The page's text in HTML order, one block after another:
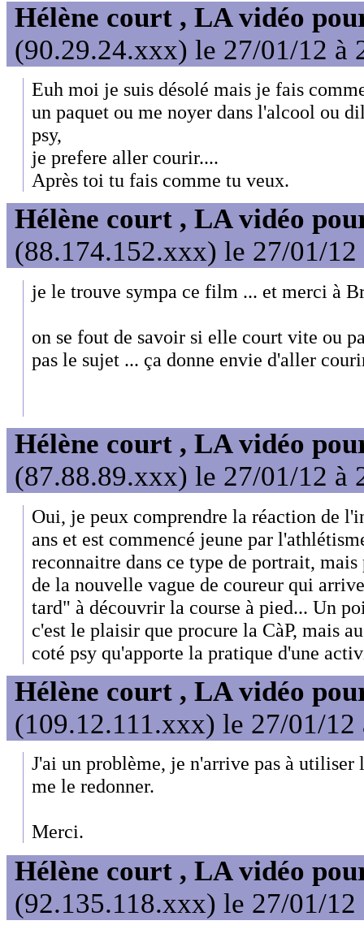
Hélène court , LA vidéo
(90.29.24.xxx) le 27/01/12 à
Euh moi je suis désolé mais je fais
un paquet ou me noyer dans l'alcool ou
psy,
je prefere aller courir....
Après toi tu fais comme tu veux.
Hélène court , LA vidéo
(88.174.152.xxx) le 27/01/12
je le trouve sympa ce film ... et merci à
on se fout de savoir si elle court vite ou
pas le sujet ... ça donne envie d'aller
Hélène court , LA vidéo
(87.88.89.xxx) le 27/01/12 à
Oui, je peux comprendre la réaction de
ans et est commencé jeune par
reconnaitre dans ce type de portrait,
de la nouvelle vague de coureur qui
tard" à découvrir la course à pied... Un
c'est le plaisir que procure la CàP, mais
coté psy qu'apporte la pratique d'une
Hélène court , LA vidéo
(109.12.111.xxx) le 27/01/12
J'ai un problème, je n'arrive pas à
me le redonner.
Merci.
Hélène court , LA vidéo
(92.135.118.xxx) le 27/01/12